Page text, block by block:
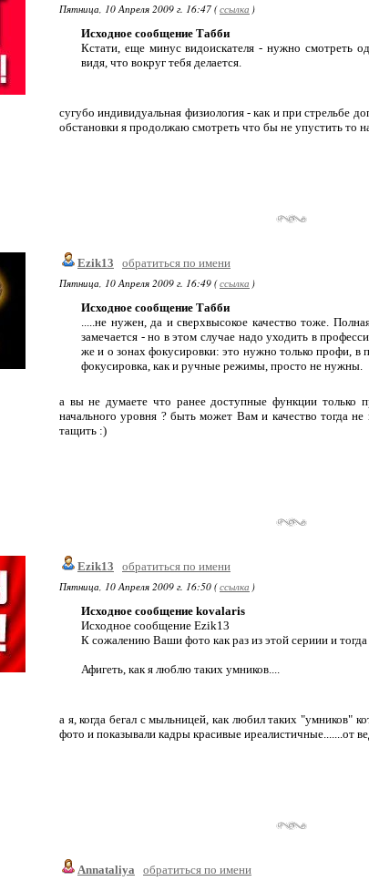
Пятница, 10 Апреля 2009 г. 16:47 (ссылка )
Исходное сообщение Табби
Кстати, еще минус видоискателя - нужно смотреть
видя, что вокруг тебя делается.
сугубо индивидуальная физиология - как и при стрельбе
обстановки я продолжаю смотреть что бы не упустить то
Ezik13
обратиться по имени
Пятница, 10 Апреля 2009 г. 16:49 (ссылка )
Исходное сообщение Табби
.....не нужен, да и сверхвысокое качество тоже.
замечается - но в этом случае надо уходить в
же и о зонах фокусировки: это нужно только профи, в
фокусировка, как и ручные режимы, просто не нужны.
а вы не думаете что ранее доступные функции только
начального уровня ? быть может Вам и качество тогда
тащить :)
Ezik13
обратиться по имени
Пятница, 10 Апреля 2009 г. 16:50 (ссылка )
Исходное сообщение kovalaris
Исходное сообщение Ezik13
К сожалению Ваши фото как раз из этой сериии и
Афигеть, как я люблю таких умников....
а я, когда бегал с мыльницей, как любил таких "умников"
фото и показывали кадры красивые иреалистичные.......от
Annataliya
обратиться по имени